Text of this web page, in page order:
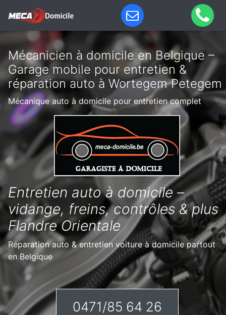
Mécanicien à domicile en Belgique –
Garage mobile pour entretien &
réparation auto à Wortegem Petegem
Mécanique auto à domicile pour entretien complet
Entretien auto à domicile –
vidange, freins, contrôles & plus
Flandre Orientale
Réparation auto & entretien voiture à domicile partout
en Belgique
0471/85 64 26